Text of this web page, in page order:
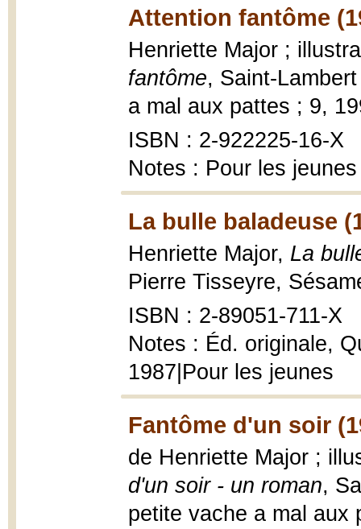
Attention fantôme
Henriette Major ;
fantôme, Saint-
a mal aux pattes ; 9,
ISBN : 2-922225-16-X
Notes : Pour les
La bulle baladeuse
Henriette Major, La
Pierre Tisseyre,
ISBN : 2-89051-711-X
Notes : Éd. originale,
1987|Pour les jeunes
Fantôme d'un soir
de Henriette Major ;
d'un soir - un roman,
petite vache a mal aux